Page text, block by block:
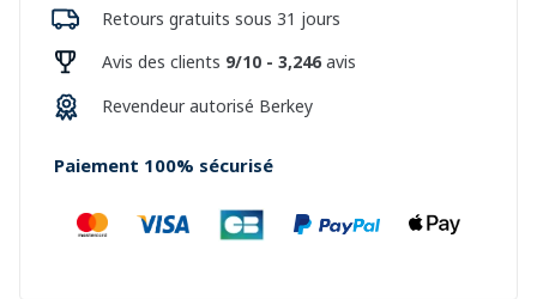
Retours gratuits sous 31 jours
Avis des clients 9/10 - 3,246 avis
Revendeur autorisé Berkey
Paiement 100% sécurisé